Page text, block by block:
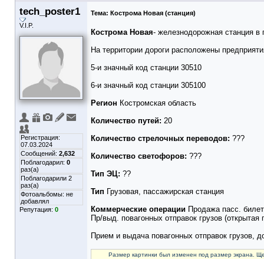
tech_poster1
V.I.P.
Регистрация:
07.03.2024
Сообщений: 2,632
Поблагодарил: 0
раз(а)
Поблагодарили 2
раз(а)
Фотоальбомы: не
добавлял
Репутация: 0
Тема: Кострома Новая (станция)
Кострома Новая- железнодорожная станция
На территории дороги расположены
5-и значный код станции 30510
6-и значный код станции 305100
Регион Костромская область
Количество путей: 20
Количество стрелочных переводов: ???
Количество светофоров: ???
Тип ЭЦ: ??
Тип Грузовая, пассажирская станция
Коммерческие операции Продажа пасс.
Пр/выд. повагонных отправок грузов (открытая
Прием и выдача повагонных отправок грузов,
Размер картинки был изменен под размер экрана.